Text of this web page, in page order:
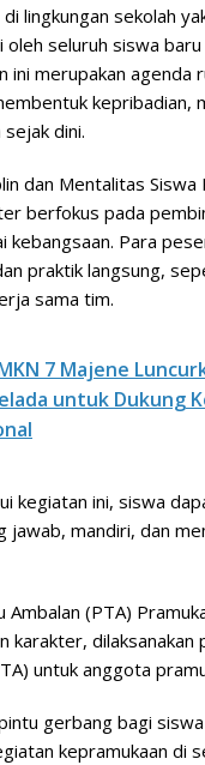
lingkungan sekolah
oleh seluruh siswa
ini merupakan agenda
kepribadian,
dini.
dan Mentalitas Siswa
berfokus pada
kebangsaan. Para
praktik langsung,
sama tim.
7 Majene
untuk Dukung
kegiatan ini, siswa
jawab, mandiri, dan
Ambalan (PTA)
karakter, dilaksanakan
untuk anggota
gerbang bagi
kepramukaan di